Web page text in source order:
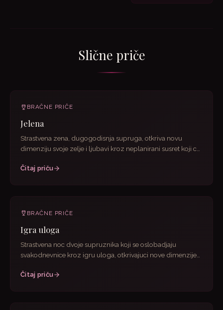
Slične priče
BRAČNE PRIČE
Jelena
Strastvena zena, dugogodisnja supruga, otkriva novu
dimenziju svoje zelje i ljubavi kroz neplanirani susret koji ce
Čitaj priču
BRAČNE PRIČE
Igra uloga
Strastvena noc dvoje supruznika koji se oslobadjaju
svakodnevnice kroz igru uloga, otkrivajuci nove dimenzije
Čitaj priču